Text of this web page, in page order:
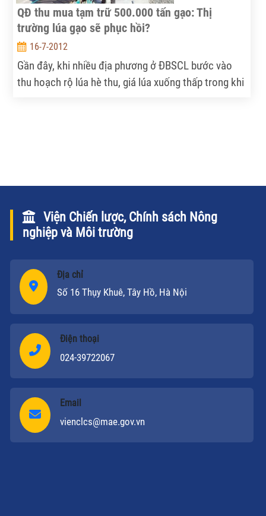
QĐ thu mua tạm trữ 500.000 tấn gạo: Thị
trường lúa gạo sẽ phục hồi?
16-7-2012
Gần đây, khi nhiều địa phương ở ĐBSCL bước vào
thu hoạch rộ lúa hè thu, giá lúa xuống thấp trong khi
Viện Chiến lược, Chính sách Nông
nghiệp và Môi trường
Địa chỉ
Số 16 Thụy Khuê, Tây Hồ, Hà Nội
Điện thoại
024-39722067
Email
vienclcs@mae.gov.vn